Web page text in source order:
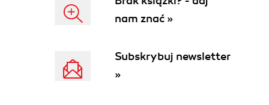
Uwierzytelnienie za pomocą serwisu
Uwierzytelnienie za pomocą serwisu Google
nam znać »
Subskrybuj newsletter
»